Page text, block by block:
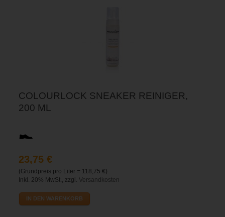
COLOURLOCK SNEAKER REINIGER,
200 ML
23,75 €
(Grundpreis pro Liter = 118,75 €)
Inkl. 20% MwSt., zzgl. Versandkosten
IN DEN WARENKORB